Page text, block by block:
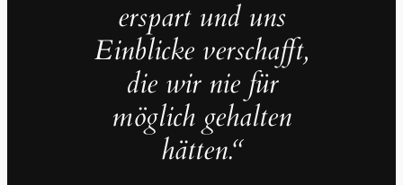
erspart und uns
Einblicke verschafft,
die wir nie für
möglich gehalten
hätten.“